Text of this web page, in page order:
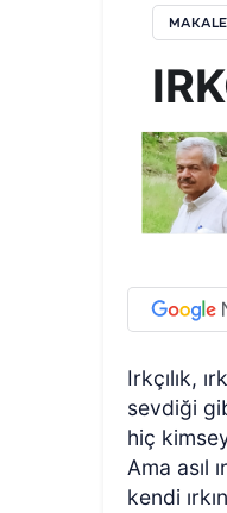
Irkçılık,
sevdiği
hiç
Ama asıl
kendi